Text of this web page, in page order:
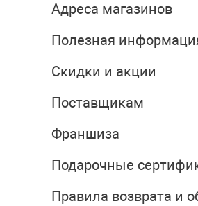
Адреса магазинов
Полезная
Скидки и акции
Поставщикам
Франшиза
Подарочные
Правила возврата и